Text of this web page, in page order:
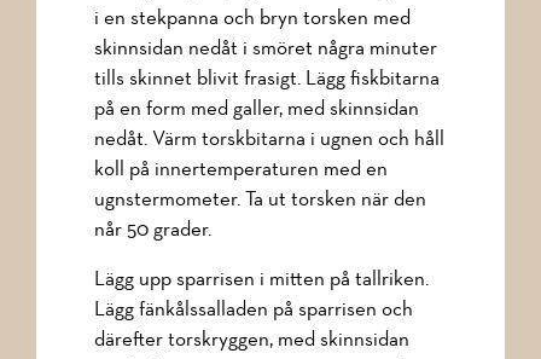
i en stekpanna och bryn torsken med
skinnsidan nedåt i smöret några minuter
tills skinnet blivit frasigt. Lägg fiskbitarna
på en form med galler, med skinnsidan
nedåt. Värm torskbitarna i ugnen och håll
koll på innertemperaturen med en
ugnstermometer. Ta ut torsken när den
når 50 grader.
Lägg upp sparrisen i mitten på tallriken.
Lägg fänkålssalladen på sparrisen och
därefter torskryggen, med skinnsidan